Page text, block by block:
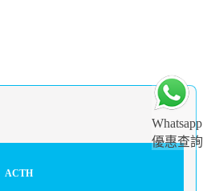
Whatsapp
優惠查詢
ACTH